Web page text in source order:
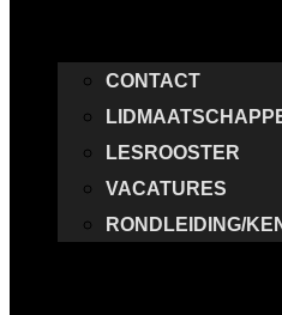
CONTACT
LESROOSTER
VACATURES
RONDLEIDING/